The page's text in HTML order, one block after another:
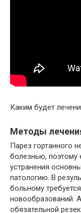
Каким будет
Методы
Парез гортанного
болезнью, поэтому
устранения
патологию. В
больному
новообразований.
обязательной